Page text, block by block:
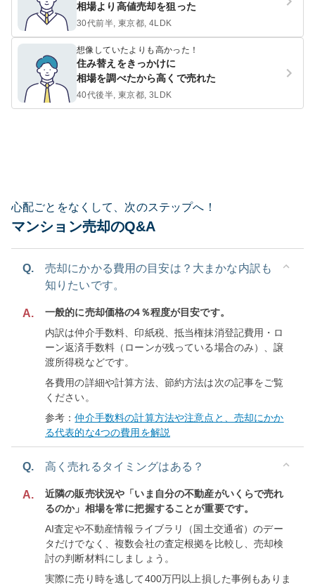
相場より高値売却を狙った
30代前半, 東京都, 4LDK
想像していたよりも高かった！
住み替えをきっかけに
相場を調べたから高くで売れた
40代後半, 東京都, 3LDK
心配ごとをなくして、次のステップへ！
マンション売却のQ&A
Q.
売却にかかる費用の目安は？大まかな内訳も
知りたいです。
A.
一般的に売却価格の4％程度が目安です。
内訳は仲介手数料、印紙税、抵当権抹消登記費用・ロ
ーン返済手数料（ローンが残っている場合のみ）、譲
渡所得税などです。
各費用の詳細や計算方法、節約方法は次の記事をご覧
ください。
参考：仲介手数料の計算方法や注意点と、売却にかか
る代表的な4つの費用を解説
Q. 高く売れるタイミングはある？
A.
近隣の販売状況や「いま自分の不動産がいくらで売れ
るのか」相場を常に把握することが重要です。
AI査定や不動産情報ライブラリ（国土交通省）のデー
タだけでなく、複数会社の査定根拠を比較し、売却検
討の判断材料にしましょう。
実際に売り時を逃して400万円以上損した事例もありま